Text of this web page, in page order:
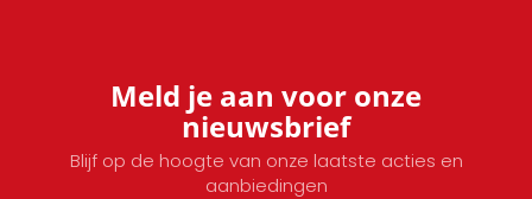
Meld je aan voor onze
nieuwsbrief
Blijf op de hoogte van onze laatste acties en
aanbiedingen